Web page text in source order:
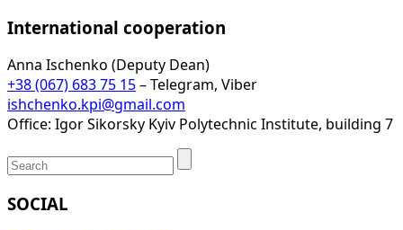
International cooperation
Anna Ischenko (Deputy Dean)
+38 (067) 683 75 15– Telegram, Viber
ishchenko.kpi@gmail.com
Office: Igor Sikorsky Kyiv Polytechnic Institute, building 7
SOCIAL